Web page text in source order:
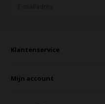
Klantenservice
Mijn account